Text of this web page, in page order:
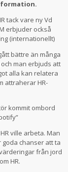
tack vare ny Vd
erbjuder också
(internationellt)
bättre än många
man erbjuds att
alla kan relatera
attraherar HR-
kommit ombord
ville arbeta. Man
chanser att ta
från jord
HR.